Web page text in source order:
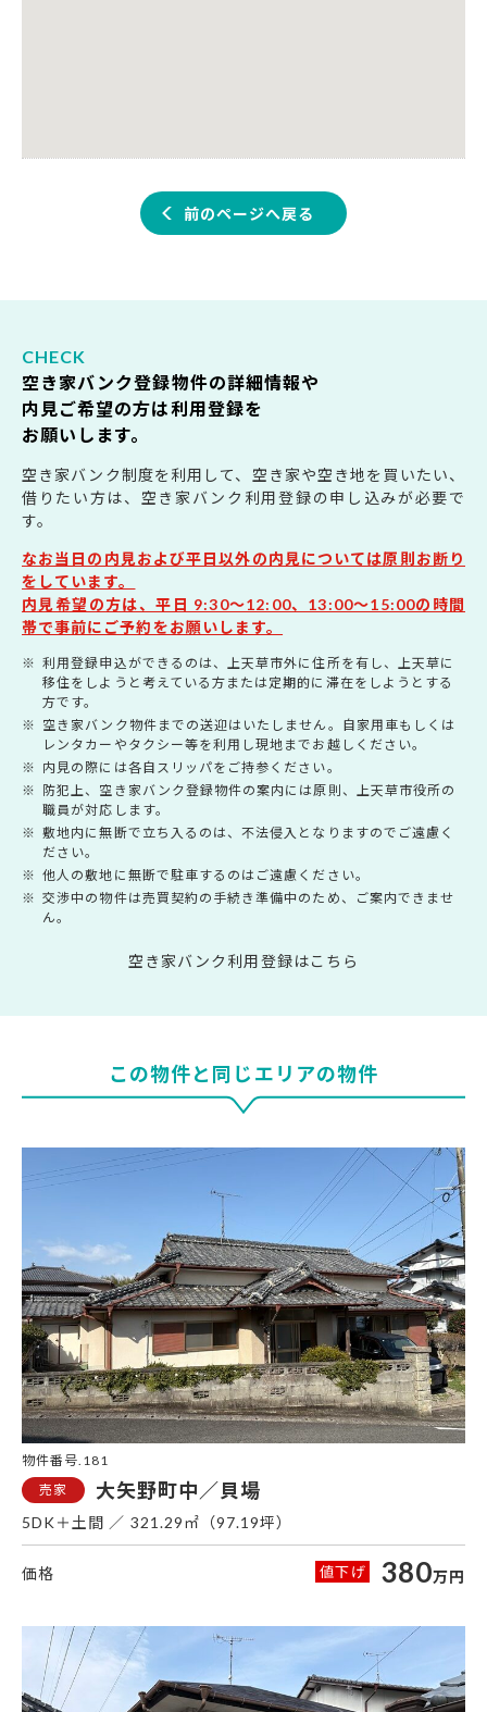
前のページへ戻る
空き家バンク登録物件の詳細情報や
内見ご希望の方は利用登録を
お願いします。
空き家バンク制度を利用して、空き家や空き地を買いたい、
借りたい方は、空き家バンク利用登録の申し込みが必要で
す。
なお当日の内見および平日以外の内見については原則お断り
をしています。
内見希望の方は、平日 9:30～12:00、13:00～15:00の時間
帯で事前にご予約をお願いします。
利用登録申込ができるのは、上天草市外に住所を有し、上天草に
移住をしようと考えている方または定期的に滞在をしようとする
方です。
空き家バンク物件までの送迎はいたしません。自家用車もしくは
レンタカーやタクシー等を利用し現地までお越しください。
内見の際には各自スリッパをご持参ください。
防犯上、空き家バンク登録物件の案内には原則、上天草市役所の
職員が対応します。
敷地内に無断で立ち入るのは、不法侵入となりますのでご遠慮く
ださい。
他人の敷地に無断で駐車するのはご遠慮ください。
交渉中の物件は売買契約の手続き準備中のため、ご案内できませ
ん。
空き家バンク利用登録はこちら
この物件と同じエリアの物件
物件番号.181
大矢野町中／貝場
5DK＋土間 321.29㎡（97.19坪）
380万円